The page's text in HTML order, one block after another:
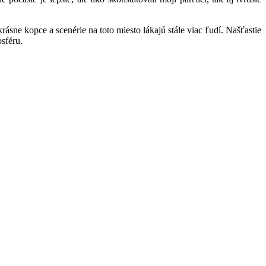
kopce a scenérie na toto miesto lákajú stále viac ľudí. Našťastie